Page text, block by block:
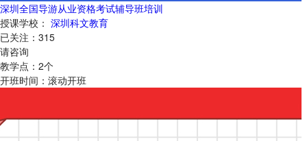
深圳全国导游从业资格考试辅导班培训
授课学校： 深圳科文教育
已关注： 315
请咨询
教学点： 2个
开班时间： 滚动开班